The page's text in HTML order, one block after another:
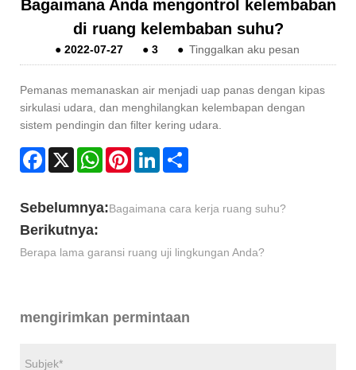
Bagaimana Anda mengontrol kelembaban
di ruang kelembaban suhu?
● 2022-07-27 ● 3 ● Tinggalkan aku pesan
Pemanas memanaskan air menjadi uap panas dengan kipas
sirkulasi udara, dan menghilangkan kelembapan dengan
sistem pendingin dan filter kering udara.
Facebook
X WhatsAppPinterestLinkedIn
Sebelumnya:Bagaimana cara kerja ruang suhu?
Berikutnya:
Berapa lama garansi ruang uji lingkungan Anda?
mengirimkan permintaan